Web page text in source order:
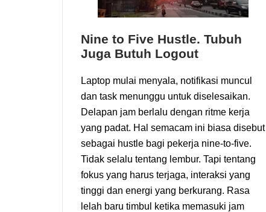
Nine to Five Hustle. Tubuh
Juga Butuh Logout
Laptop mulai menyala, notifikasi muncul
dan task menunggu untuk diselesaikan.
Delapan jam berlalu dengan ritme kerja
yang padat. Hal semacam ini biasa disebut
sebagai hustle bagi pekerja nine-to-five.
Tidak selalu tentang lembur. Tapi tentang
fokus yang harus terjaga, interaksi yang
tinggi dan energi yang berkurang. Rasa
lelah baru timbul ketika memasuki jam